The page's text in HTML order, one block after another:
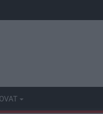
kritika a hazai turizmusról